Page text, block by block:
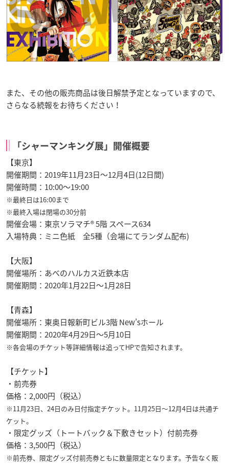
また、その他の販売商品は後日解禁予定となっていますので、
さらなる続報をお待ちください！
「シャーマンキング展」開催概要
【東京】
開催期間：2019年11月23日～12月4日(12日間)
開催時間：10:00～19:00
※最終日は16:00まで
※最終入場は閉場の30分前
開催会場：東京ソラマチ® 5階 スペース634
入場特典：ミニ色紙 全5種（会場にてランダム配布)
【大阪】
開催場所：あべのハルカス近鉄本店
開催期間：2020年1月22日～1月28日
【青森】
開催場所：東奥日報新町ビル3階 New’sホール
開催期間：2020年4月29日～5月10日
※各会場のチケット等詳細情報は追ってHPで告知されます。
【チケット】
・前売券
価格：2,000円（税込）
※11月23日、24日のみ日付指定チケット。11月25日～12月4日は共通チ
ケット。
・限定グッズ（トートバック＆下敷きセット）付前売券
価格：3,500円（税込）
※前売券、限定グッズ付前売券ともに数量限定となります。予告なく販